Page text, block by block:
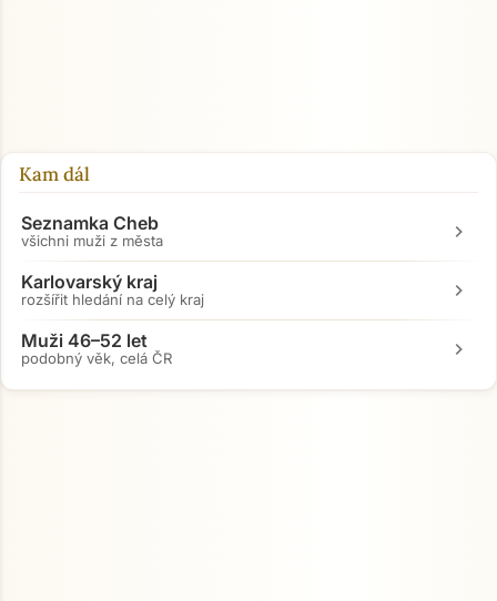
Kam dál
Seznamka Cheb
všichni muži z města chevron_right
Karlovarský kraj
rozšířit hledání na celý kraj chevron_right
Muži 46–52 let
podobný věk, celá ČR chevron_right